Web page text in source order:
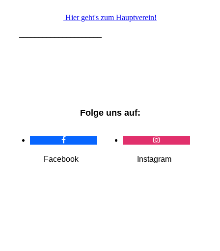
Hier geht's zum Hauptverein!
Folge uns auf:
Facebook Instagram